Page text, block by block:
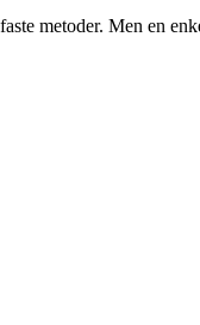
metoder. Men en